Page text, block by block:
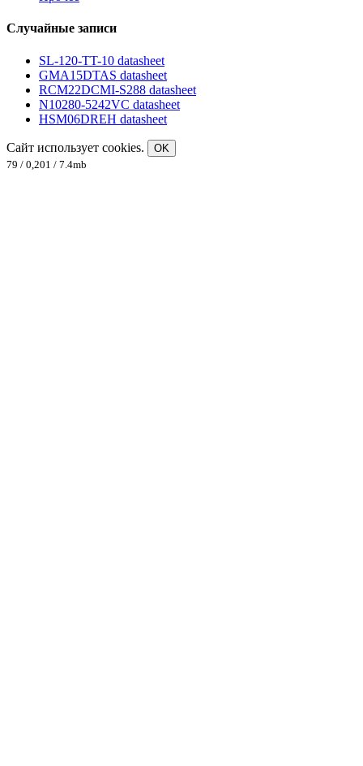
Случайные записи
SL-120-TT-10 datasheet
GMA15DTAS datasheet
RCM22DCMI-S288 datasheet
N10280-5242VC datasheet
HSM06DREH datasheet
Сайт использует cookies.
OK
79 / 0,201 / 7.4mb